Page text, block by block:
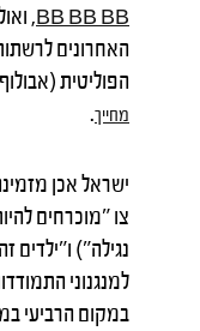
BB BB BB
,
האחרונים
הפוליטית (אבולוף,
מחייך.
ישראל אכן
צו "מוכרחים
נגילה")
למנגנוני
במקום הרביעי